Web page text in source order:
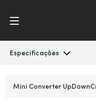
Especificações
Mini Converter